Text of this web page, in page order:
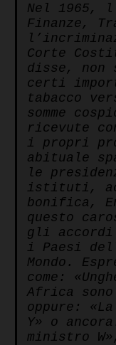
Nel 1965,
Finanze,
Corte
disse, non
certi
tabacco
somme
ricevute
i propri
abituale
le
istituti,
bonifica,
questo
gli accordi
i Paesi
Mondo.
come:
Africa
oppure:
Y» o
ministro